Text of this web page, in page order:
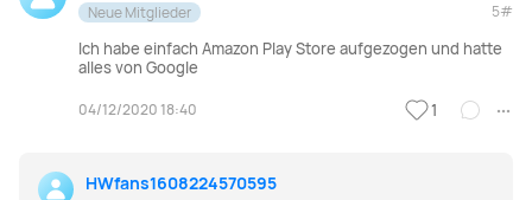
Neue Mitglieder 5#
Ich habe einfach Amazon Play Store aufgezogen und hatte
alles von Google
04/12/2020 18:40 1
HWfans1608224570595